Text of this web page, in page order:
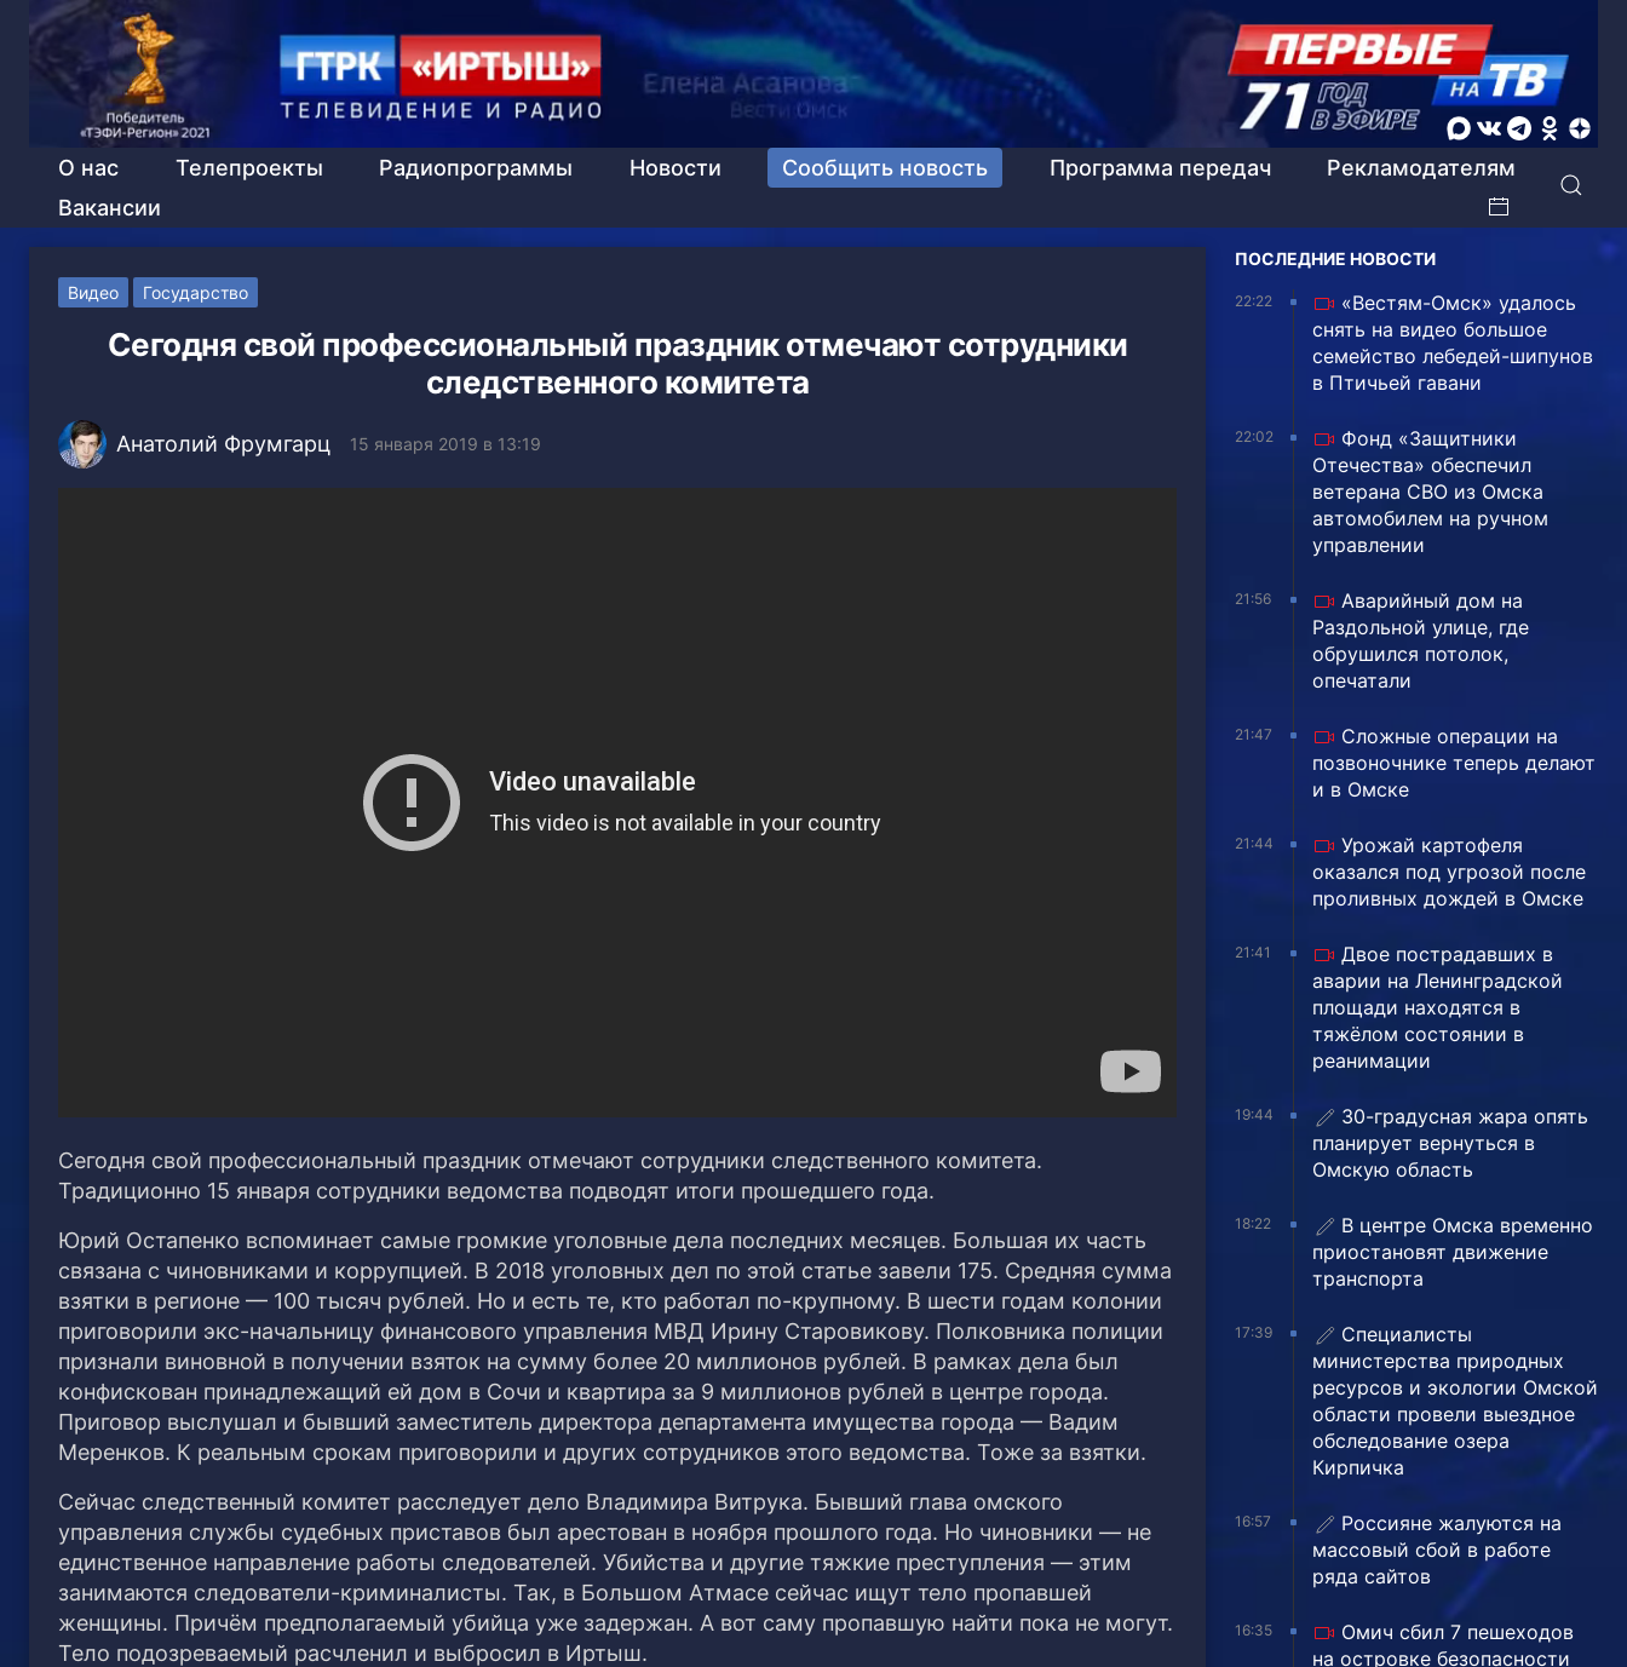
О нас Телепроекты Радиопрограммы Новости Сообщить новость Программа передач
Рекламодателям
Вакансии
Видео Государство
Сегодня свой профессиональный праздник отмечают сотрудники
следственного комитета
Анатолий Фрумгарц 15 января 2019 в 13:19
Сегодня свой профессиональный праздник отмечают сотрудники следственного комитета.
Традиционно 15 января сотрудники ведомства подводят итоги прошедшего года.
Юрий Остапенко вспоминает самые громкие уголовные дела последних месяцев. Большая их часть
связана с чиновниками и коррупцией. В 2018 уголовных дел по этой статье завели 175. Средняя сумма
взятки в регионе — 100 тысяч рублей. Но и есть те, кто работал по-крупному. В шести годам колонии
приговорили экс-начальницу финансового управления МВД Ирину Старовикову. Полковника полиции
признали виновной в получении взяток на сумму более 20 миллионов рублей. В рамках дела был
конфискован принадлежащий ей дом в Сочи и квартира за 9 миллионов рублей в центре города.
Приговор выслушал и бывший заместитель директора департамента имущества города — Вадим
Меренков. К реальным срокам приговорили и других сотрудников этого ведомства. Тоже за взятки.
Сейчас следственный комитет расследует дело Владимира Витрука. Бывший глава омского
управления службы судебных приставов был арестован в ноября прошлого года. Но чиновники — не
единственное направление работы следователей. Убийства и другие тяжкие преступления — этим
занимаются следователи-криминалисты. Так, в Большом Атмасе сейчас ищут тело пропавшей
женщины. Причём предполагаемый убийца уже задержан. А вот саму пропавшую найти пока не могут.
Тело подозреваемый расчленил и выбросил в Иртыш.
ПОСЛЕДНИЕ НОВОСТИ
22:22
«Вестям-Омск» удалось
снять на видео большое
семейство лебедей-шипунов
в Птичьей гавани
22:02
Фонд «Защитники
Отечества» обеспечил
ветерана СВО из Омска
автомобилем на ручном
управлении
21:56
Аварийный дом на
Раздольной улице, где
обрушился потолок,
опечатали
21:47
Сложные операции на
позвоночнике теперь делают
и в Омске
21:44
Урожай картофеля
оказался под угрозой после
проливных дождей в Омске
21:41
Двое пострадавших в
аварии на Ленинградской
площади находятся в
тяжёлом состоянии в
реанимации
19:44
30-градусная жара опять
планирует вернуться в
Омскую область
18:22
В центре Омска временно
приостановят движение
транспорта
17:39
Специалисты
министерства природных
ресурсов и экологии Омской
области провели выездное
обследование озера
Кирпичка
16:57
Россияне жалуются на
массовый сбой в работе
ряда сайтов
16:35
Омич сбил 7 пешеходов
на островке безопасности